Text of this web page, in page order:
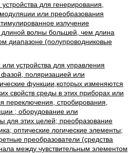
для генерирования,
или преобразования
излучение
длиной волны большей, чем длина
диапазоне (полупроводниковые
устройства для управления
поляризацией или
функции,которых изменяются
свойств среды в этих приборах или
переключения, стробирования,
; оборудование или
для этих целей; преобразование
оптические логические элементы;
преобразователи (средства
между чувствительным элементом